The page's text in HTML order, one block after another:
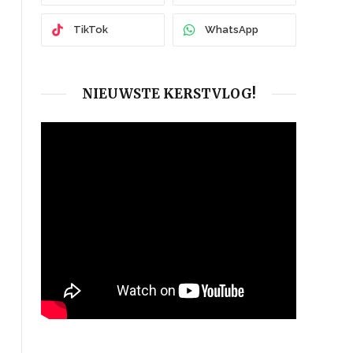
TikTok WhatsApp
NIEUWSTE KERSTVLOG!